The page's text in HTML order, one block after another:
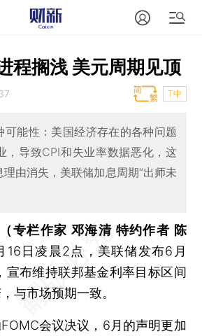
程搁浅 美元周期见顶
T中
可能性：美国经济存在的各种问题
，导致CPI和失业率数据恶化，这
由消失，美联储加息周期“出师未
（专栏作家 邓海清 特约作者 陈
16日凌晨2点，美联储发布6月
宣布维持联邦基金利率目标区间
与市场预期一致。
会议决议，6月的声明更加